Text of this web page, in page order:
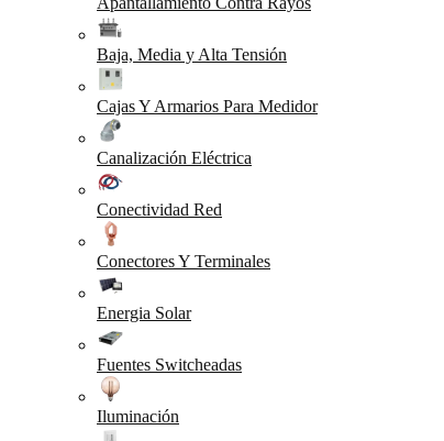
Baja, Media y Alta Tensión
Cajas Y Armarios Para Medidor
Canalización Eléctrica
Conectividad Red
Conectores Y Terminales
Energia Solar
Fuentes Switcheadas
Iluminación